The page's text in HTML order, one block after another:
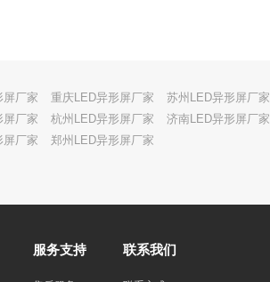
屏厂家 重庆LED异形屏厂家 苏州LED异形屏厂家
屏厂家 杭州LED异形屏厂家 济南LED异形屏厂家
屏厂家 郑州LED异形屏厂家
服务支持 联系我们